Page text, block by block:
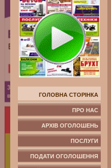
ГОЛОВНА СТОРІНКА
ПРО НАС
АРХІВ ОГОЛОШЕНЬ
ПОСЛУГИ
ПОДАТИ ОГОЛОШЕННЯ